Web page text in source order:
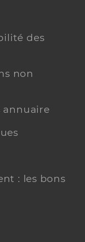
des
non
annuaire
: les bons